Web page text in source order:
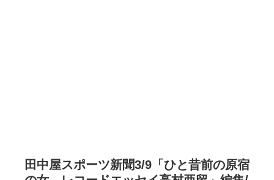
田中屋スポーツ新聞3/9「ひと昔前の原宿